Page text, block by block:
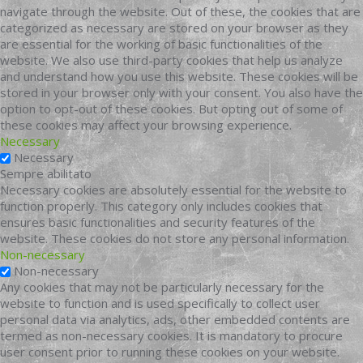
navigate through the website. Out of these, the cookies that are
categorized as necessary are stored on your browser as they
are essential for the working of basic functionalities of the
website. We also use third-party cookies that help us analyze
and understand how you use this website. These cookies will be
stored in your browser only with your consent. You also have the
option to opt-out of these cookies. But opting out of some of
these cookies may affect your browsing experience.
Necessary
Necessary
Sempre abilitato
Necessary cookies are absolutely essential for the website to
function properly. This category only includes cookies that
ensures basic functionalities and security features of the
website. These cookies do not store any personal information.
Non-necessary
Non-necessary
Any cookies that may not be particularly necessary for the
website to function and is used specifically to collect user
personal data via analytics, ads, other embedded contents are
termed as non-necessary cookies. It is mandatory to procure
user consent prior to running these cookies on your website.